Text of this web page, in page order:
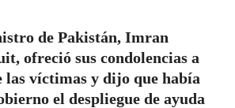
de Pakistán, Imran
ofreció sus condolencias a
las víctimas y dijo que había
el despliegue de ayuda